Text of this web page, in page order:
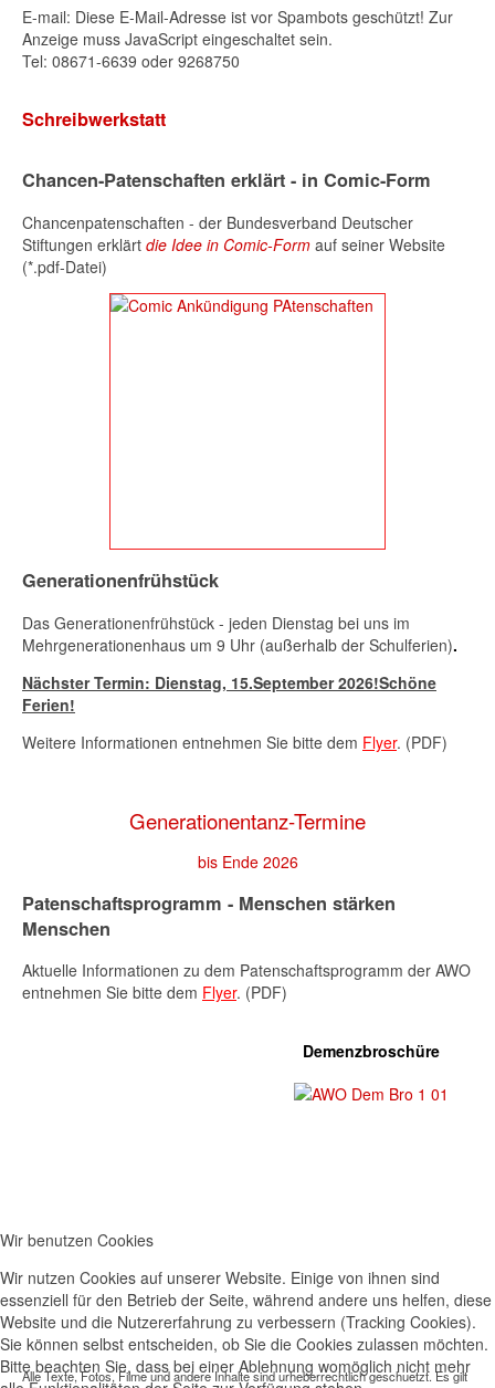
E-mail: Diese E-Mail-Adresse ist vor Spambots geschützt! Zur
Anzeige muss JavaScript eingeschaltet sein.
Tel: 08671-6639 oder 9268750
Schreibwerkstatt
Chancen-Patenschaften erklärt - in Comic-Form
Chancenpatenschaften - der Bundesverband Deutscher
Stiftungen erklärt die Idee in Comic-Form auf seiner Website
(*.pdf-Datei)
Generationenfrühstück
Das Generationenfrühstück - jeden Dienstag bei uns im
Mehrgenerationenhaus um 9 Uhr (außerhalb der Schulferien).
Nächster Termin: Dienstag, 15.September 2026!Schöne
Ferien!
Weitere Informationen entnehmen Sie bitte dem Flyer. (PDF)
Generationentanz-Termine
bis Ende 2026
Patenschaftsprogramm - Menschen stärken
Menschen
Aktuelle Informationen zu dem Patenschaftsprogramm der AWO
entnehmen Sie bitte dem Flyer. (PDF)
Demenzbroschüre
Alle Texte, Fotos, Filme und andere Inhalte sind urheberrechtlich geschuetzt. Es gilt
Wir benutzen Cookies
Wir nutzen Cookies auf unserer Website. Einige von ihnen sind
essenziell für den Betrieb der Seite, während andere uns helfen, diese
Website und die Nutzererfahrung zu verbessern (Tracking Cookies).
Sie können selbst entscheiden, ob Sie die Cookies zulassen möchten.
Bitte beachten Sie, dass bei einer Ablehnung womöglich nicht mehr